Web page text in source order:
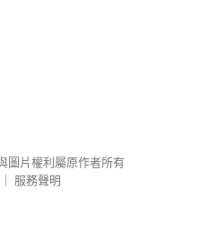
圖片權利屬原作者所有
服務聲明